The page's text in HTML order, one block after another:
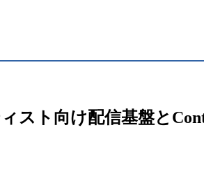
スト向け配信基盤と